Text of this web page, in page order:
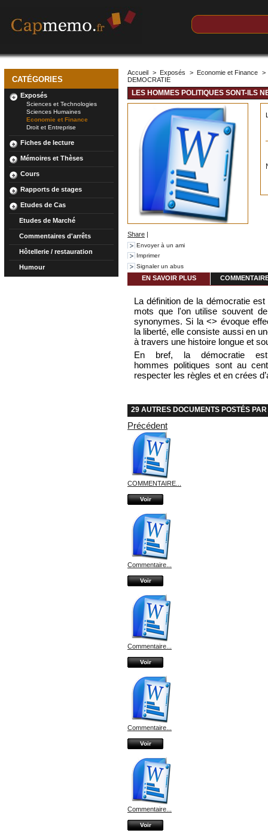
CATÉGORIES
Exposés
Sciences et Technologies
Sciences Humaines
Economie et Finance
Droit et Entreprise
Fiches de lecture
Mémoires et Thèses
Cours
Rapports de stages
Etudes de Cas
Etudes de Marché
Commentaires d'arrêts
Hôtellerie / restauration
Humour
Accueil > Exposés > Economie et Finance >
DEMOCRATIE
LES HOMMES POLITIQUES SONT-ILS
Share |
Envoyer à un ami
Imprimer
Signaler un abus
EN SAVOIR PLUS
La définition de la démocratie
mots que l'on utilise souvent
synonymes. Si la <> évoque
la liberté, elle consiste aussi en
à travers une histoire longue et
En bref, la démocratie
hommes politiques sont au
respecter les règles et en crées
29 AUTRES DOCUMENTS POSTÉS
Précédent
COMMENTAIRE...
Voir
Commentaire...
Voir
Commentaire...
Voir
Commentaire...
Voir
Commentaire...
Voir